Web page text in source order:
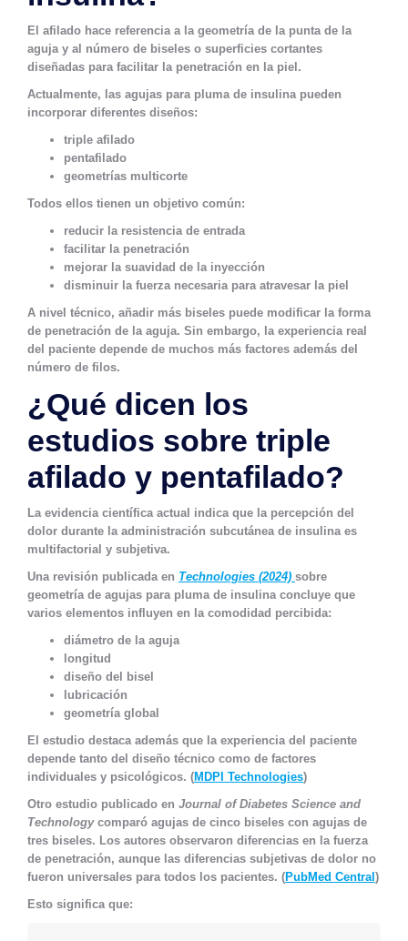
El afilado hace referencia a la geometría de la punta de la
aguja y al número de biseles o superficies cortantes
diseñadas para facilitar la penetración en la piel.
Actualmente, las agujas para pluma de insulina pueden
incorporar diferentes diseños:
triple afilado
pentafilado
geometrías multicorte
Todos ellos tienen un objetivo común:
reducir la resistencia de entrada
facilitar la penetración
mejorar la suavidad de la inyección
disminuir la fuerza necesaria para atravesar la piel
A nivel técnico, añadir más biseles puede modificar la forma
de penetración de la aguja. Sin embargo, la experiencia real
del paciente depende de muchos más factores además del
número de filos.
¿Qué dicen los
estudios sobre triple
afilado y pentafilado?
La evidencia científica actual indica que la percepción del
dolor durante la administración subcutánea de insulina es
multifactorial y subjetiva.
Una revisión publicada en Technologies (2024) sobre
geometría de agujas para pluma de insulina concluye que
varios elementos influyen en la comodidad percibida:
diámetro de la aguja
longitud
diseño del bisel
lubricación
geometría global
El estudio destaca además que la experiencia del paciente
depende tanto del diseño técnico como de factores
individuales y psicológicos. (MDPI Technologies)
Otro estudio publicado en Journal of Diabetes Science and
Technologycomparó agujas de cinco biseles con agujas de
tres biseles. Los autores observaron diferencias en la fuerza
de penetración, aunque las diferencias subjetivas de dolor no
fueron universales para todos los pacientes. (PubMed Central )
Esto significa que: